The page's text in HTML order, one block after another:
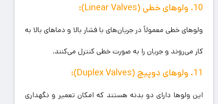
10. ولوهای خطی (Linear Valves):
ولوهای خطی معمولاً در جریان‌های با فشار بالا و دماهای بالا به
کار می‌روند و جریان را به صورت خطی کنترل می‌کنند.
11. ولوهای دوپیچ (Duplex Valves):
این ولوها دارای دو بدنه هستند که امکان تعمیر و نگهداری